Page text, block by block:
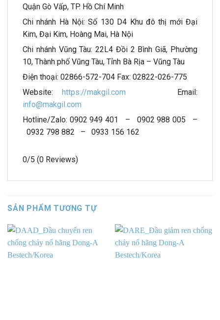
Quận Gò Vấp, TP. Hồ Chí Minh
Chi nhánh Hà Nội: Số 130 D4 Khu đô thị mới Đại
Kim, Đại Kim, Hoàng Mai, Hà Nội
Chi nhánh Vũng Tàu: 22L4 Đồi 2 Bình Giã, Phường
10, Thành phố Vũng Tàu, Tỉnh Bà Rịa – Vũng Tàu
Điện thoại: 02866-572-704 Fax: 02822-026-775
Website: https://makgil.com Email:
info@makgil.com
Hotline/Zalo: 0902 949 401 – 0902 988 005 –
0932 798 882 – 0933 156 162
0/5 (0 Reviews)
SẢN PHẨM TƯƠNG TỰ